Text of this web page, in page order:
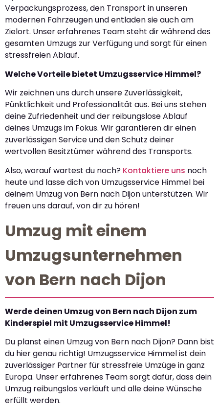
Verpackungsprozess, den Transport in unseren
modernen Fahrzeugen und entladen sie auch am
Zielort. Unser erfahrenes Team steht dir während des
gesamten Umzugs zur Verfügung und sorgt für einen
stressfreien Ablauf.
Welche Vorteile bietet Umzugsservice Himmel?
Wir zeichnen uns durch unsere Zuverlässigkeit,
Pünktlichkeit und Professionalität aus. Bei uns stehen
deine Zufriedenheit und der reibungslose Ablauf
deines Umzugs im Fokus. Wir garantieren dir einen
zuverlässigen Service und den Schutz deiner
wertvollen Besitztümer während des Transports.
Also, worauf wartest du noch? Kontaktiere uns noch
heute und lasse dich von Umzugsservice Himmel bei
deinem Umzug von Bern nach Dijon unterstützen. Wir
freuen uns darauf, von dir zu hören!
Umzug mit einem
Umzugsunternehmen
von Bern nach Dijon
Werde deinen Umzug von Bern nach Dijon zum
Kinderspiel mit Umzugsservice Himmel!
Du planst einen Umzug von Bern nach Dijon? Dann bist
du hier genau richtig! Umzugsservice Himmel ist dein
zuverlässiger Partner für stressfreie Umzüge in ganz
Europa. Unser erfahrenes Team sorgt dafür, dass dein
Umzug reibungslos verläuft und alle deine Wünsche
erfüllt werden.